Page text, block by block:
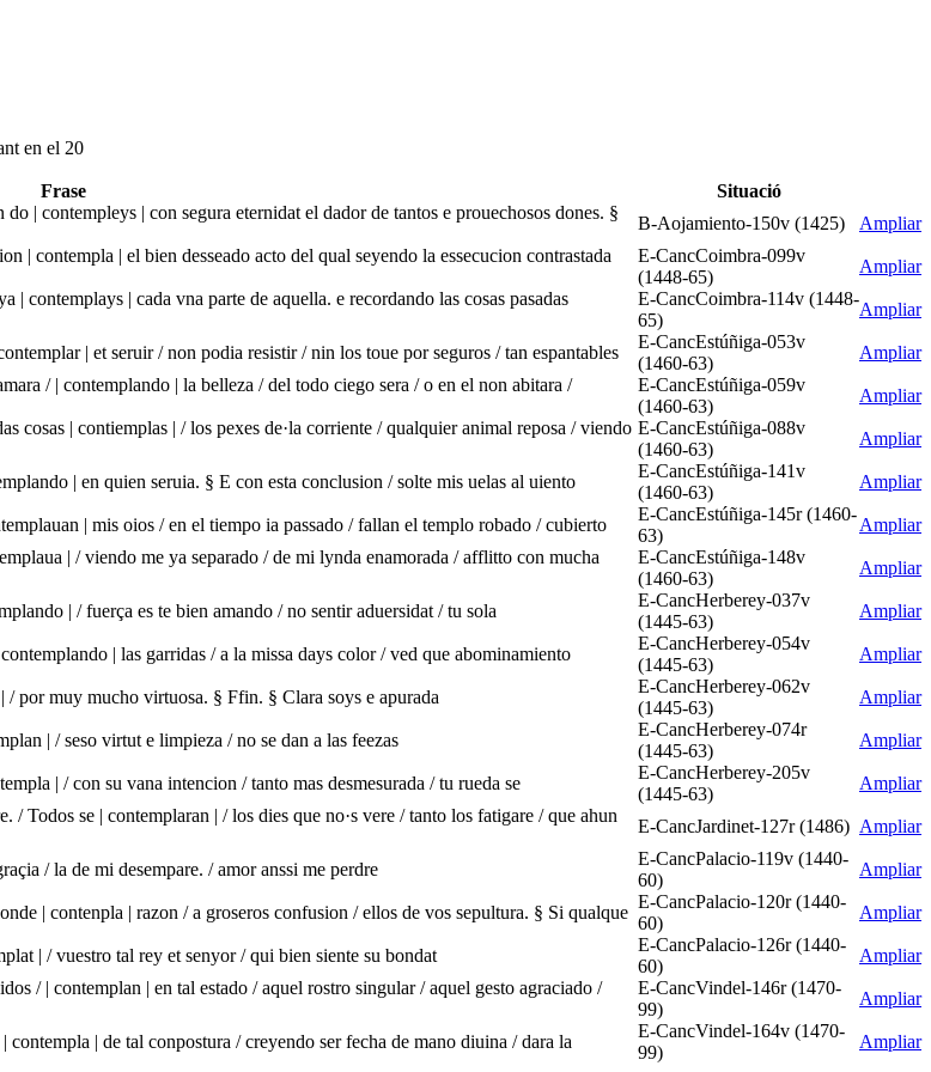
en el 20
Frase
Situació
| contempleys | con segura eternidat el dador de tantos e prouechosos dones. §
B-Aojamiento-150v (1425) Ampliar
| contempla | el bien desseado acto del qual seyendo la essecucion contrastada
E-CancCoimbra-099v
(1448-65)
Ampliar
| contemplays | cada vna parte de aquella. e recordando las cosas pasadas
E-CancCoimbra-114v (1448-
65)
Ampliar
| et seruir / non podia resistir / nin los toue por seguros / tan espantables
E-CancEstúñiga-053v
(1460-63)
Ampliar
/ | contemplando | la belleza / del todo ciego sera / o en el non abitara /
E-CancEstúñiga-059v
(1460-63)
Ampliar
cosas | contiemplas | / los pexes de·la corriente / qualquier animal reposa / viendo E-CancEstúñiga-088v
(1460-63)
Ampliar
| en quien seruia. § E con esta conclusion / solte mis uelas al uiento
E-CancEstúñiga-141v
(1460-63)
Ampliar
| mis oios / en el tiempo ia passado / fallan el templo robado / cubierto
E-CancEstúñiga-145r (1460-
63)
Ampliar
| / viendo me ya separado / de mi lynda enamorada / afflitto con mucha
E-CancEstúñiga-148v
(1460-63)
Ampliar
| / fuerça es te bien amando / no sentir aduersidat / tu sola
E-CancHerberey-037v
(1445-63)
Ampliar
| las garridas / a la missa days color / ved que abominamiento
E-CancHerberey-054v
(1445-63)
Ampliar
/ por muy mucho virtuosa. § Ffin. § Clara soys e apurada
E-CancHerberey-062v
(1445-63)
Ampliar
| / seso virtut e limpieza / no se dan a las feezas
E-CancHerberey-074r
(1445-63)
Ampliar
| / con su vana intencion / tanto mas desmesurada / tu rueda se
E-CancHerberey-205v
(1445-63)
Ampliar
/ Todos se | contemplaran | / los dies que no·s vere / tanto los fatigare / que ahun
E-CancJardinet-127r (1486) Ampliar
/ la de mi desempare. / amor anssi me perdre
E-CancPalacio-119v (1440-
60)
Ampliar
| contenpla | razon / a groseros confusion / ellos de vos sepultura. § Si qualque
E-CancPalacio-120r (1440-
60)
Ampliar
| / vuestro tal rey et senyor / qui bien siente su bondat
E-CancPalacio-126r (1440-
60)
Ampliar
/ | contemplan | en tal estado / aquel rostro singular / aquel gesto agraciado /
E-CancVindel-146r (1470-
99)
Ampliar
| de tal conpostura / creyendo ser fecha de mano diuina / dara la
E-CancVindel-164v (1470-
99)
Ampliar